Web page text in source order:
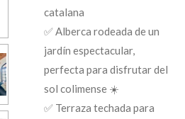
catalana
✅ Alberca rodeada de un
jardín espectacular,
perfecta para disfrutar del
sol colimense ☀️
✅ Terraza techada para